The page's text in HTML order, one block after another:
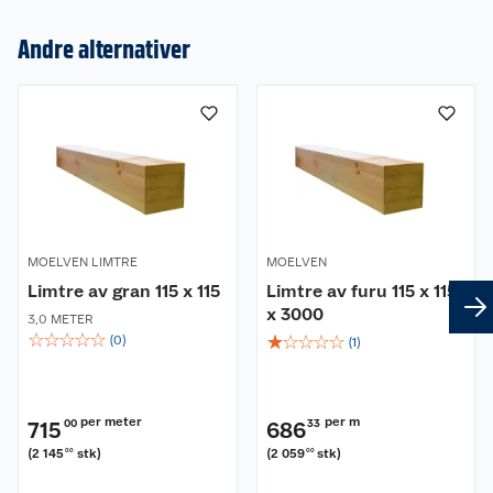
Andre alternativer
MOELVEN LIMTRE
Limtre av gran 115 x 115
3,0 METER
☆☆☆☆☆ (0)
715 00 per meter
(2 14500 stk)
MOELVEN
Limtre av furu 115 x 115
x 3000
☆☆☆☆☆ (1)
68633 per m
(2 059 00 stk)
Kundeservice
Kontakt oss
Retur- og angrerett
Ofte stilte spørsmål
Nyheter
Våre merkevarer
Våre kjeder
Kjøpsvilkår
Cookies
Åpent kjøp
Hageinspirasjon
Oppussing med innemaling